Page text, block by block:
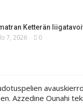
Ketterän
7, 2026 0
Azzedine Ounahi